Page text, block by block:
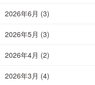
2026年6月 (3)
2026年5月 (3)
2026年4月 (2)
2026年3月 (4)